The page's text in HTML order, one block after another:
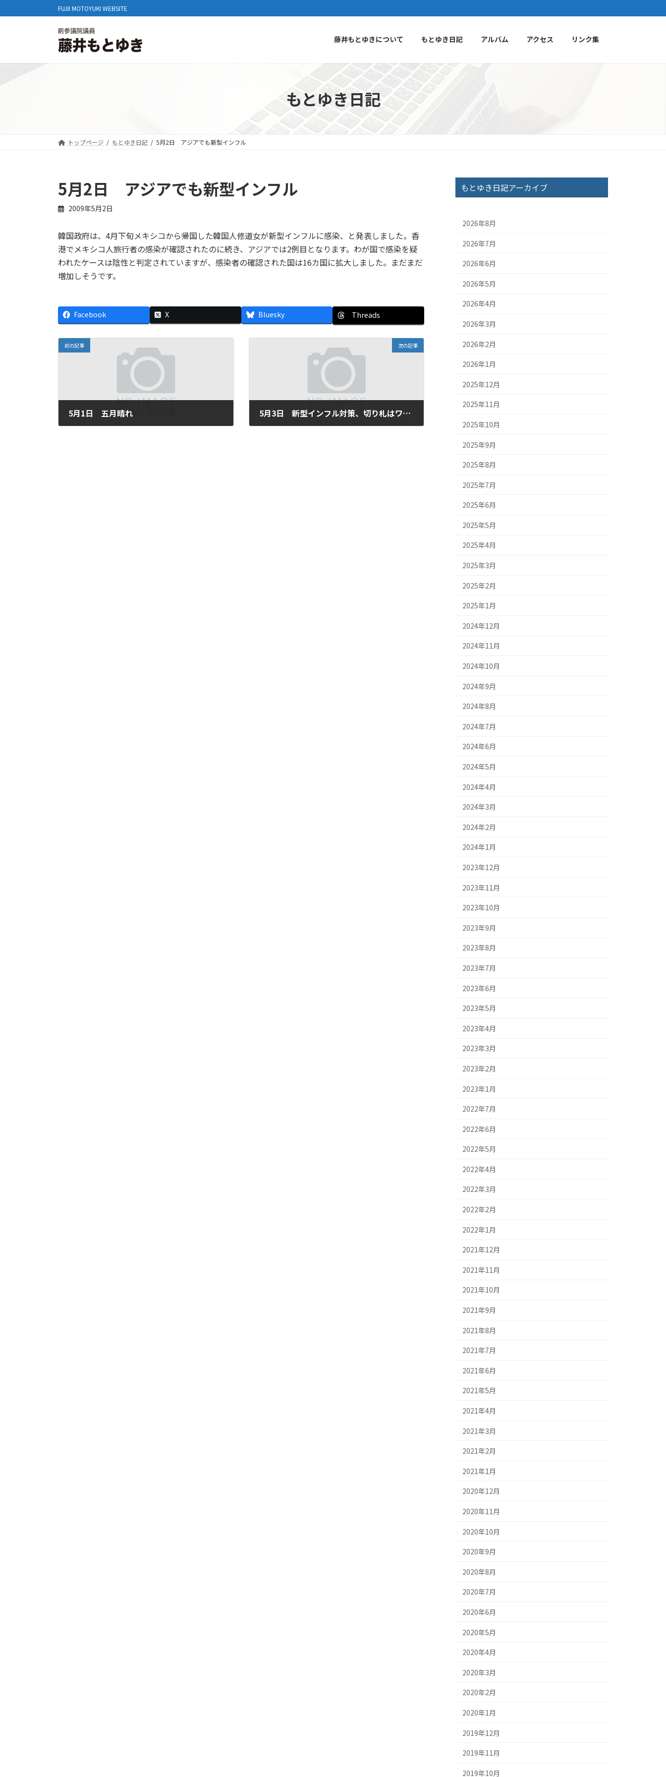
ン
へ
ビ
ョ
FUJII MOTOYUKI WEBSITE
藤井もとゆきについて もとゆき日記 アルバム アクセス リンク集
もとゆき日記
トップページ もとゆき日記 5月2日 アジアでも新型インフル
5月2日 アジアでも新型インフル
2009年5月2日
韓国政府は、4月下旬メキシコから帰国した韓国人修道女が新型インフルに感染、と発表しました。香
港でメキシコ人旅行者の感染が確認されたのに続き、アジアでは2例目となります。わが国で感染を疑
われたケースは陰性と判定されていますが、感染者の確認された国は16カ国に拡大しました。まだまだ
増加しそうです。
Facebook X Bluesky Threads
前の記事
5月1日 五月晴れ
次の記事
5月3日 新型インフル対策、切り札はワクチン
もとゆき日記アーカイブ
2026年8月
2026年7月
2026年6月
2026年5月
2026年4月
2026年3月
2026年2月
2026年1月
2025年12月
2025年11月
2025年10月
2025年9月
2025年8月
2025年7月
2025年6月
2025年5月
2025年4月
2025年3月
2025年2月
2025年1月
2024年12月
2024年11月
2024年10月
2024年9月
2024年8月
2024年7月
2024年6月
2024年5月
2024年4月
2024年3月
2024年2月
2024年1月
2023年12月
2023年11月
2023年10月
2023年9月
2023年8月
2023年7月
2023年6月
2023年5月
2023年4月
2023年3月
2023年2月
2023年1月
2022年7月
2022年6月
2022年5月
2022年4月
2022年3月
2022年2月
2022年1月
2021年12月
2021年11月
2021年10月
2021年9月
2021年8月
2021年7月
2021年6月
2021年5月
2021年4月
2021年3月
2021年2月
2021年1月
2020年12月
2020年11月
2020年10月
2020年9月
2020年8月
2020年7月
2020年6月
2020年5月
2020年4月
2020年3月
2020年2月
2020年1月
2019年12月
2019年11月
2019年10月